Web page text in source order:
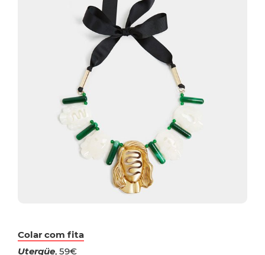
Colar com fita
Uterqüe, 59€